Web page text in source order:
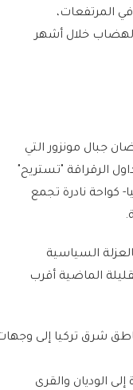
المرتفعات،
خلال أشهر
جبال مونزور التي
الرقراقة "تستريح"
كواحة نادرة تجمع
السياسية
الماضية أقرب
الوديان والقرى